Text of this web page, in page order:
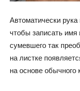
Автоматически
чтобы записать
сумевшего так
на листке
на основе